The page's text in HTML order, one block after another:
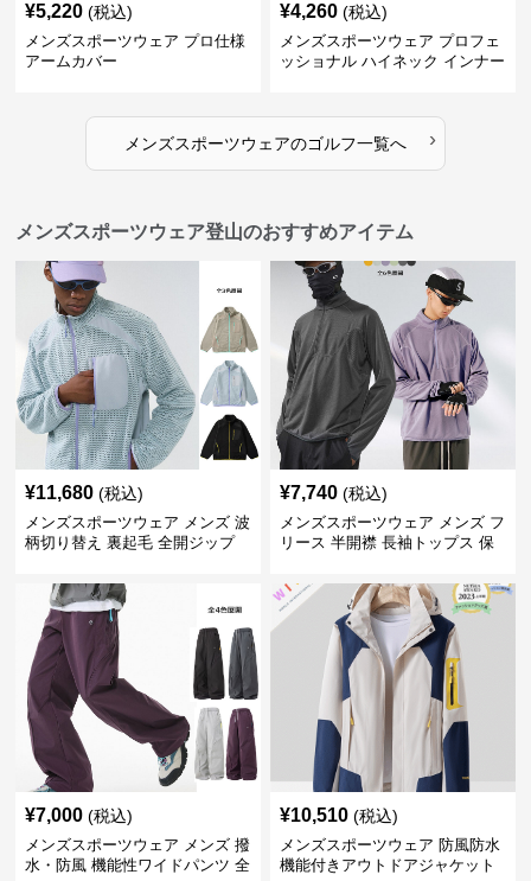
¥5,220 (税込)
メンズスポーツウェア プロ仕様
アームカバー
¥4,260 (税込)
メンズスポーツウェア プロフェ
ッショナル ハイネック インナー
メンズスポーツウェアのゴルフ一覧へ ›
メンズスポーツウェア登山のおすすめアイテム
¥11,680 (税込)
メンズスポーツウェア メンズ 波
柄切り替え 裏起毛 全開ジップ
¥7,740 (税込)
メンズスポーツウェア メンズ フ
リース 半開襟 長袖トップス 保
¥7,000 (税込)
メンズスポーツウェア メンズ 撥
水・防風 機能性ワイドパンツ 全
¥10,510 (税込)
メンズスポーツウェア 防風防水
機能付きアウトドアジャケット